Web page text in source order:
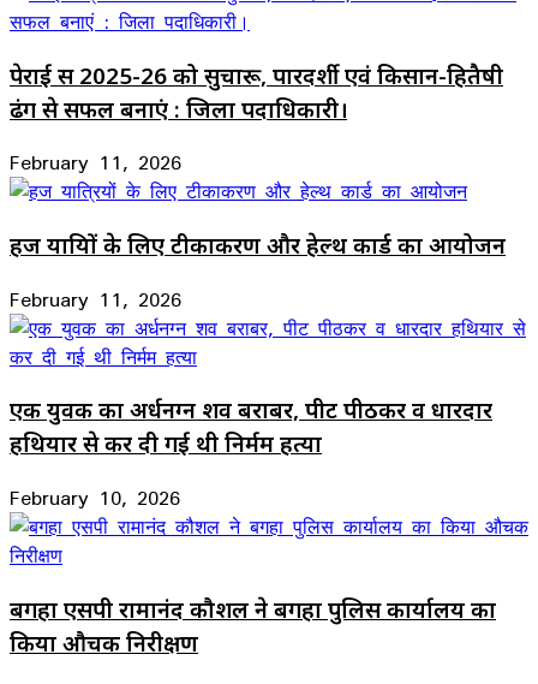
पेराई सत्र 2025-26 को सुचारू, पारदर्शी एवं किसान-हितैषी
ढंग से सफल बनाएं : जिला पदाधिकारी।
February 11, 2026
हज यात्रियों के लिए टीकाकरण और हेल्थ कार्ड का आयोजन
February 11, 2026
एक युवक का अर्धनग्न शव बराबर, पीट पीठकर व धारदार
हथियार से कर दी गई थी निर्मम हत्या
February 10, 2026
बगहा एसपी रामानंद कौशल ने बगहा पुलिस कार्यालय का
किया औचक निरीक्षण